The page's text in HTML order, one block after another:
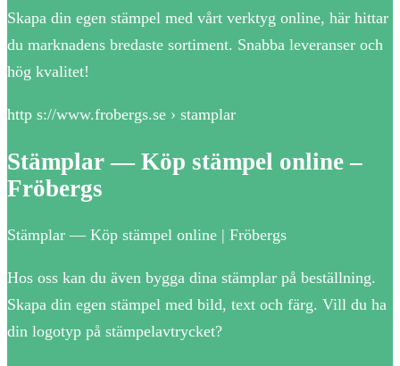
Skapa din egen stämpel med vårt verktyg online, här hittar
du marknadens bredaste sortiment. Snabba leveranser och
hög kvalitet!
http s://www.frobergs.se › stamplar
Stämplar — Köp stämpel online –
Fröbergs
Stämplar — Köp stämpel online | Fröbergs
Hos oss kan du även bygga dina stämplar på beställning.
Skapa din egen stämpel med bild, text och färg. Vill du ha
din logotyp på stämpelavtrycket?